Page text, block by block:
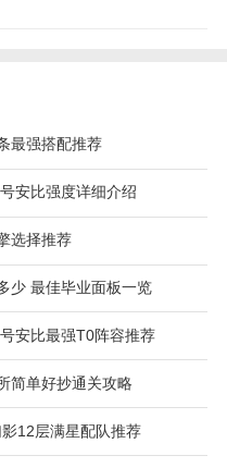
最强搭配推荐
安比强度详细介绍
选择推荐
少 最佳毕业面板一览
安比最强T0阵容推荐
简单好抄通关攻略
12层满星配队推荐